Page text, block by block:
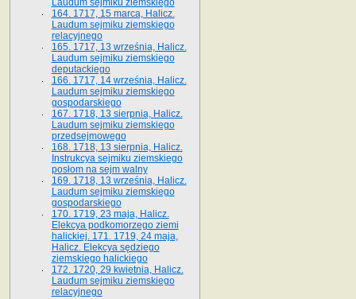
Laudum sejmiku ziemskiego
164. 1717, 15 marca, Halicz.
Laudum sejmiku ziemskiego
relacyjnego
165. 1717, 13 września, Halicz.
Laudum sejmiku ziemskiego
deputackiego
166. 1717, 14 września, Halicz.
Laudum sejmiku ziemskiego
gospodarskiego
167. 1718, 13 sierpnia, Halicz.
Laudum sejmiku ziemskiego
przedsejmowego
168. 1718, 13 sierpnia, Halicz.
Instrukcya sejmiku ziemskiego
posłom na sejm walny
169. 1718, 13 września, Halicz.
Laudum sejmiku ziemskiego
gospodarskiego
170. 1719, 23 maja, Halicz.
Elekcya podkomorzego ziemi
halickiej. 171. 1719, 24 maja,
Halicz. Elekcya sędziego
ziemskiego halickiego
172. 1720, 29 kwietnia, Halicz.
Laudum sejmiku ziemskiego
relacyjnego